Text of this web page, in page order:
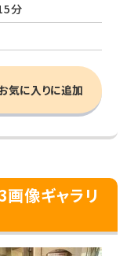
分
気に入りに追加
画像ギャラリ